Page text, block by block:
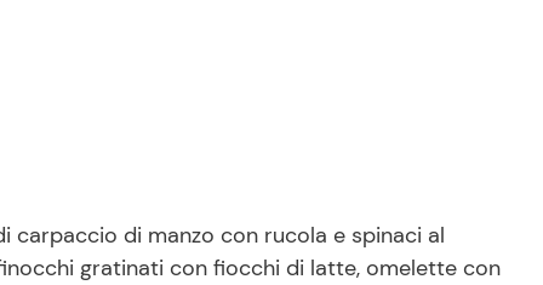
carpaccio di manzo con rucola e spinaci al
gratinati con fiocchi di latte, omelette con